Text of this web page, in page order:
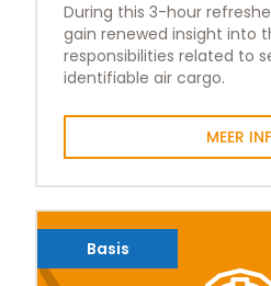
During this 3-hour
gain renewed insight into
responsibilities related to
identifiable air cargo.
MEER
Basis